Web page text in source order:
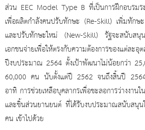
ส่วน EEC Model Type B ที่เป็นการฝึกอบรม
เพื่อผลิตกำลังคนปรับทักษะ (Re-Skill) เพิ่มทักษ
และปรับทักษะใหม่ (New-Skill) รัฐจะสนับส
เอกชนจ่ายเพื่อให้ตรงกับความต้องการของแต่ล
ปีงบประมาณ 2564 ตั้งเป้าพัฒนาไม่น้อยกว่า
60,000 คน นับตั้งแต่ปี 2562 จนถึงสิ้นปี 2564
อาทิ การช่วยเหลือบุคลากรเพื่อชะลอการว่างงา
และชิ้นส่วนยานยนต์ ที่ได้รับงบประมาณสนับสนุ
คน เข้าไปด้วย